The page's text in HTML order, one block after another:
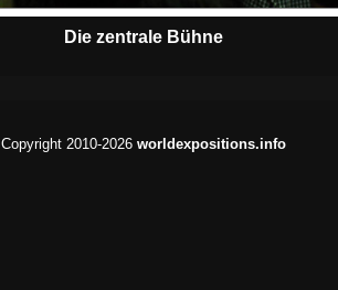
Die zentrale Bühne
Copyright 2010-2026 worldexpositions.info